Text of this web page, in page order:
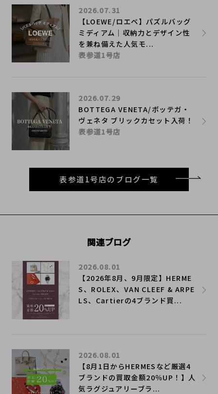
【LOEWE/ロエベ】パズルバッグ
ミディアム｜収納力とデザイン性
を兼ね備えた人気モ...
2026.07.31
表参道1号店
BOTTEGA VENETA/ボッテガ・
ヴェネタ ブリックカセット入荷！
2026.07.29
表参道1号店
表参道1号店のブログ一覧
関連ブログ
【2026年8月、9月限定】HERME
S、ROLEX、VAN CLEEF & ARPE
LS、Cartierの4ブランド買...
2026.08.01
【8月1日からHERMESなど厳選4
ブランドの買取金額20％UP！】人
気ラグジュアリーブラ...
2026.08.01